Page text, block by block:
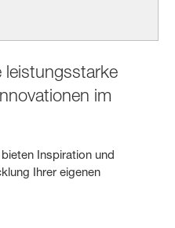
leistungsstarke
im
Inspiration und
Ihrer eigenen